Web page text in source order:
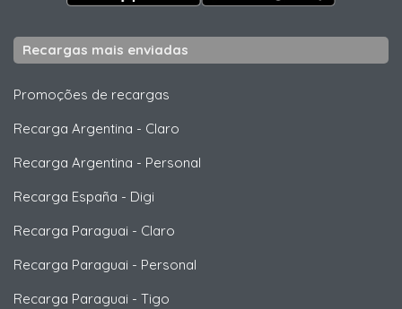
Recargas mais enviadas
Promoções de recargas
Recarga Argentina - Claro
Recarga Argentina - Personal
Recarga España - Digi
Recarga Paraguai - Claro
Recarga Paraguai - Personal
Recarga Paraguai - Tigo